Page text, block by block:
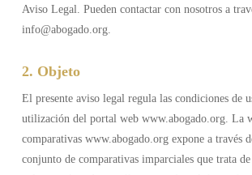
Aviso Legal. Pueden contactar con nosotros a
info@abogado.org.
2. Objeto
El presente aviso legal regula las condiciones de
utilización del portal web www.abogado.org. La
comparativas www.abogado.org expone a través
conjunto de comparativas imparciales que trata